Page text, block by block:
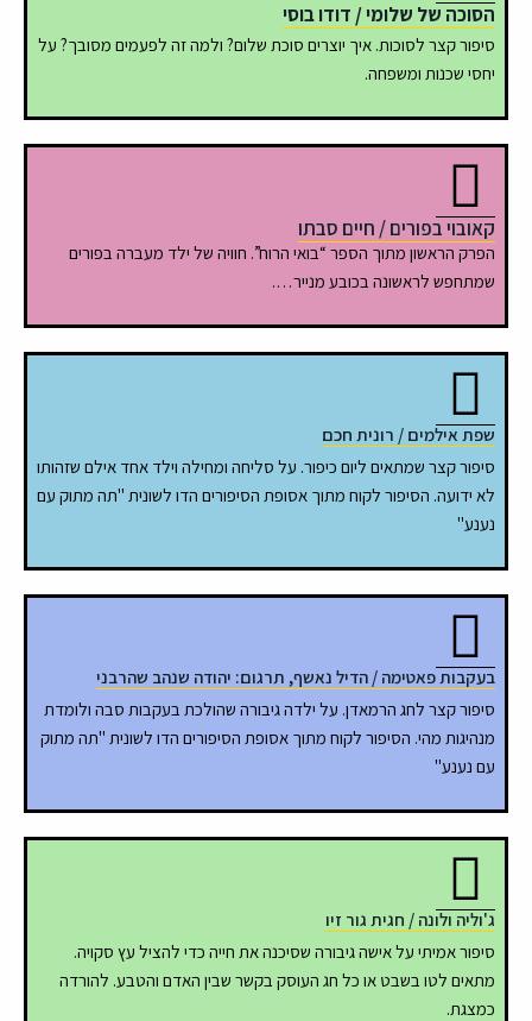
הסוכה של שלומי / דודו בוסי
סיפור קצר לסוכות. איך יוצרים סוכת שלום? ולמה זה לפעמים מסובך? על
יחסי שכנות ומשפחה.
קאובוי בפורים / חיים סבתו
הפרק הראשון מתוך הספר “בואי הרוח”. חוויה של ילד מעברה בפורים
שמתחפש לראשונה בכובע מנייר….
שפת אילמים / רונית חכם
סיפור קצר שמתאים ליום כיפור. על סליחה ומחילה וילד אחד אילם שזהותו
לא ידועה. הסיפור לקוח מתוך אסופת הסיפורים הדו לשונית "תה מתוק עם
נענע"
בעקבות פאטימה / הדיל נאשף, תרגום: יהודה שנהב שהרבני
סיפור קצר לחג הרמאדן. על ילדה גיבורה שהולכת בעקבות סבה ולומדת
מנהיגות מהי. הסיפור לקוח מתוך אסופת הסיפורים הדו לשונית "תה מתוק
עם נענע"
ג'וליה ולונה / חגית גור זיו
סיפור אמיתי על אישה גיבורה שסיכנה את חייה כדי להציל עץ סקויה.
מתאים לטו בשבט או כל חג העוסק בקשר שבין האדם והטבע. להורדה
כמצגת.